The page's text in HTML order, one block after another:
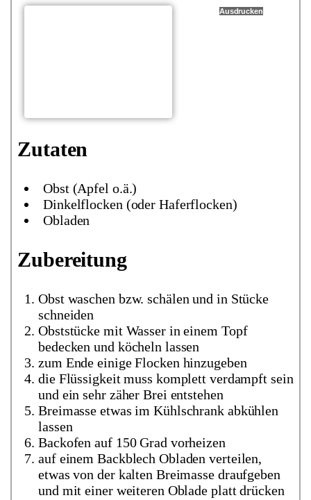
Ausdrucken
Zutaten
Obst (Apfel o.ä.)
Dinkelflocken (oder Haferflocken)
Obladen
Zubereitung
Obst waschen bzw. schälen und in Stücke
schneiden
Obststücke mit Wasser in einem Topf
bedecken und köcheln lassen
zum Ende einige Flocken hinzugeben
die Flüssigkeit muss komplett verdampft sein
und ein sehr zäher Brei entstehen
Breimasse etwas im Kühlschrank abkühlen
lassen
Backofen auf 150 Grad vorheizen
auf einem Backblech Obladen verteilen,
etwas von der kalten Breimasse draufgeben
und mit einer weiteren Oblade platt drücken